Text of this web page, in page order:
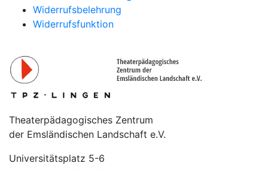
Widerrufsbelehrung
Widerrufsfunktion
Theaterpädagogisches Zentrum
der Emsländischen Landschaft e.V.
Universitätsplatz 5-6